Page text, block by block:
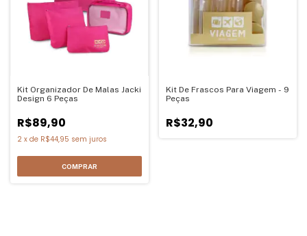
Kit Organizador De Malas Jacki
Design 6 Peças
R$89,90
2 x de R$44,95 sem juros
COMPRAR
Kit De Frascos Para Viagem - 9
Peças
R$32,90